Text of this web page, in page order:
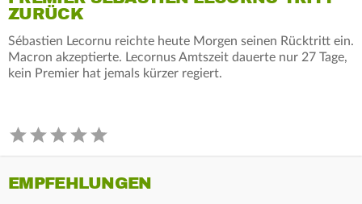
ZURÜCK
Sébastien Lecornu reichte heute Morgen seinen Rücktritt ein.
Macron akzeptierte. Lecornus Amtszeit dauerte nur 27 Tage,
kein Premier hat jemals kürzer regiert.
EMPFEHLUNGEN